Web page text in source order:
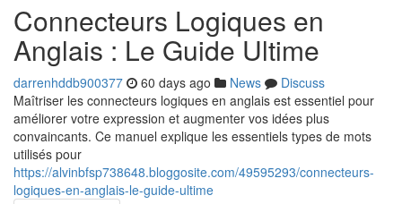
Connecteurs Logiques en
Anglais : Le Guide Ultime
darrenhddb900377 60 days ago News
Discuss
Maîtriser les connecteurs logiques en anglais est essentiel pour
améliorer votre expression et augmenter vos idées plus
convaincants. Ce manuel explique les essentiels types de mots
utilisés pour
https://alvinbfsp738648.bloggosite.com/49595293/connecteurs-
logiques-en-anglais-le-guide-ultime